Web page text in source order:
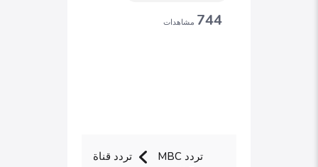
744 مشاهدات
تردد قناة
تردد MBC